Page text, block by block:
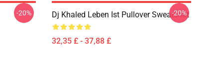
-20% Dj Khaled Leben Ist Pullover Sweatshirt
32,35 £ - 37,88 £
-20%